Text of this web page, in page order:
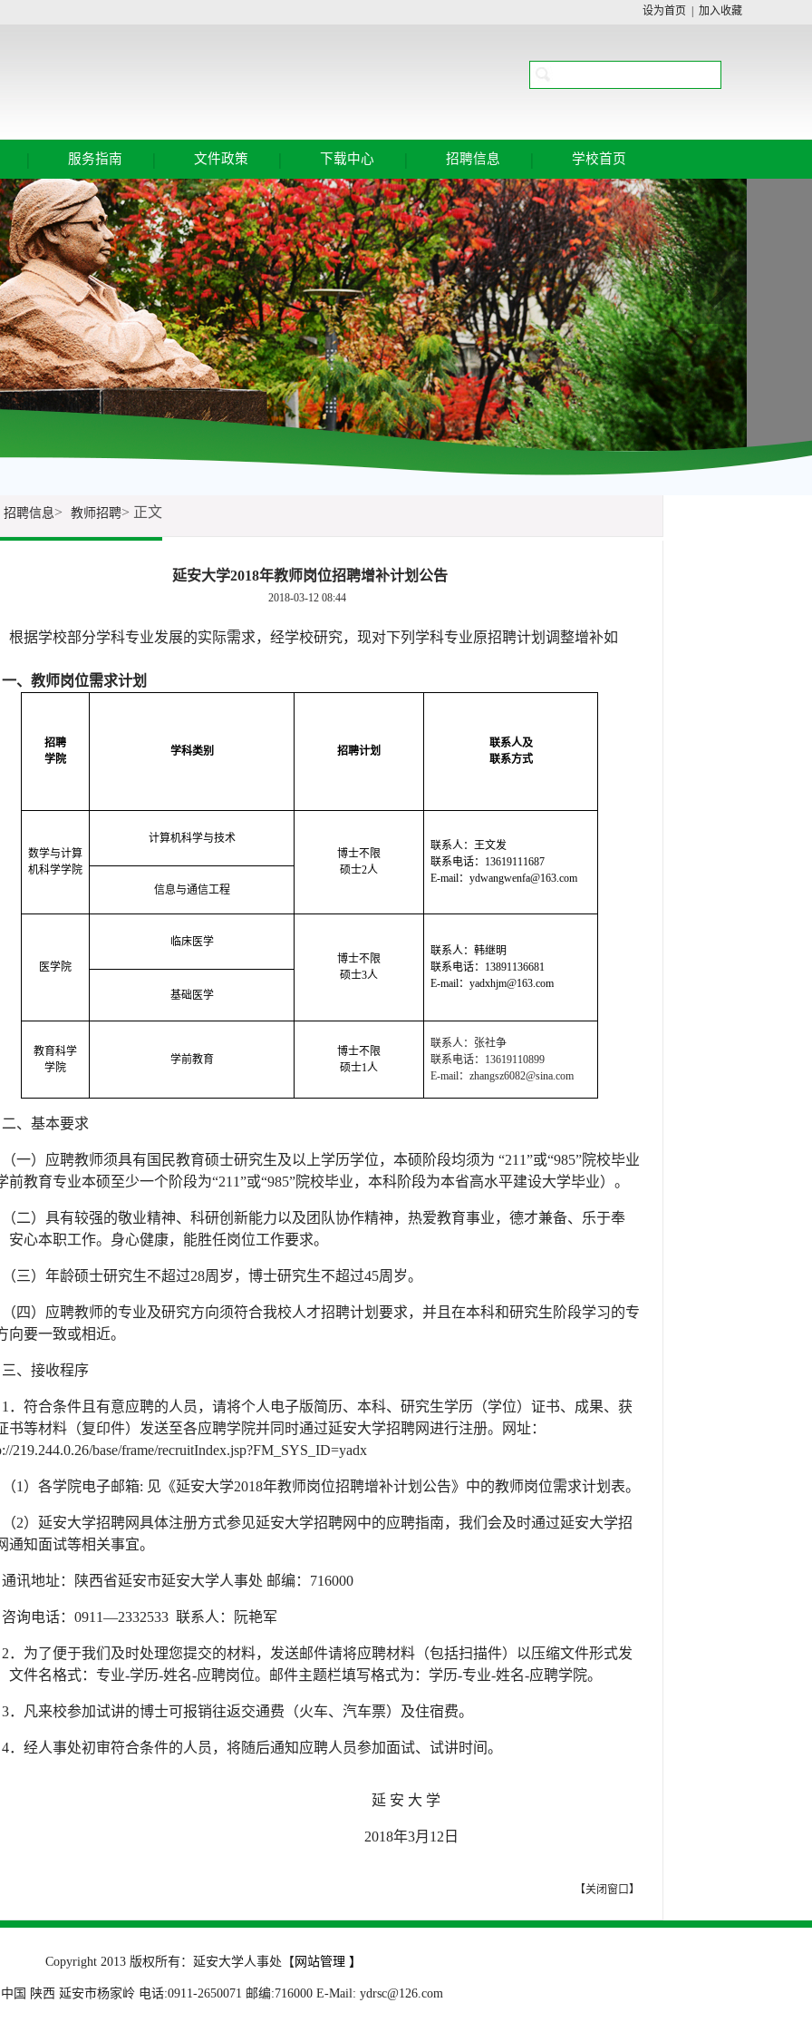
设为首页 加入收藏
服务指南 文件政策 下载中心 招聘信息 学校首页
招聘信息> 教师招聘> 正文
延安大学2018年教师岗位招聘增补计划公告
2018-03-12 08:44
根据学校部分学科专业发展的实际需求，经学校研究，现对下列学科专业原招聘计划调整增补如
一、教师岗位需求计划
招聘
学院
学科类别 招聘计划
联系人及
联系方式
数学与计算
机科学学院
计算机科学与技术
博士不限
硕士2人
联系人：王文发
联系电话： 13619111687
E-mail： ydwangwenfa@163.com
信息与通信工程
医学院
临床医学
博士不限
硕士3人
联系人：韩继明
联系电话： 13891136681
E-mail： yadxhjm@163.com
基础医学
教育科学
学院
学前教育
博士不限
硕士1人
联系人：张社争
联系电话： 13619110899
E-mail： zhangsz6082@sina.com
二、基本要求
（一）应聘教师须具有国民教育硕士研究生及以上学历学位，本硕阶段均须为 “211”或“985”院校毕业
前教育专业本硕至少一个阶段为“211”或“985”院校毕业，本科阶段为本省高水平建设大学毕业）。
（二）具有较强的敬业精神、科研创新能力以及团队协作精神，热爱教育事业，德才兼备、乐于奉
安心本职工作。身心健康，能胜任岗位工作要求。
（三）年龄硕士研究生不超过28周岁，博士研究生不超过45周岁。
（四）应聘教师的专业及研究方向须符合我校人才招聘计划要求，并且在本科和研究生阶段学习的专
向要一致或相近。
三、接收程序
1 ．符合条件且有意应聘的人员，请将个人电子版简历、本科、研究生学历（学位）证书、成果、获
书等材料（复印件）发送至各应聘学院并同时通过延安大学招聘网进行注册。网址：
219.244.0.26/base/frame/recruitIndex.jsp?FM_SYS_ID=yadx
（1 ）各学院电子邮箱: 见《延安大学2018年教师岗位招聘增补计划公告》中的教师岗位需求计划表。
（2）延安大学招聘网具体注册方式参见延安大学招聘网中的应聘指南，我们会及时通过延安大学招
通知面试等相关事宜。
通讯地址：陕西省延安市延安大学人事处 邮编： 716000
咨询电话： 0911—2332533 联系人：阮艳军
2．为了便于我们及时处理您提交的材料，发送邮件请将应聘材料（包括扫描件）以压缩文件形式发
文件名格式：专业-学历-姓名-应聘岗位。邮件主题栏填写格式为：学历-专业-姓名-应聘学院。
3．凡来校参加试讲的博士可报销往返交通费（火车、汽车票）及住宿费。
4．经人事处初审符合条件的人员，将随后通知应聘人员参加面试、试讲时间。
延 安 大 学
2018年3月 12 日
【关闭窗口】
Copyright 2013 版权所有：延安大学人事处 【 网站管理 】
国 陕西 延安市杨家岭 电话:0911-2650071 邮编:716000 E-Mail: ydrsc@126.com